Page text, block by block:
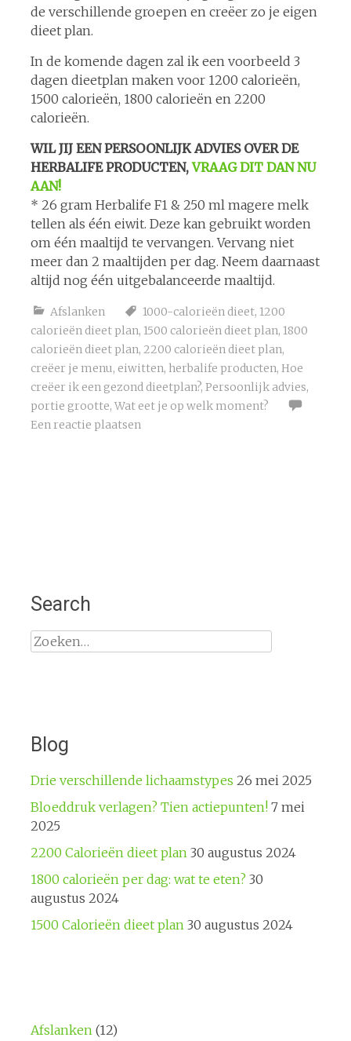
de verschillende groepen en creëer zo je eigen
dieet plan.
In de komende dagen zal ik een voorbeeld 3
dagen dieetplan maken voor 1200 calorieën,
1500 calorieën, 1800 calorieën en 2200
calorieën.
WIL JIJ EEN PERSOONLIJK ADVIES OVER DE
HERBALIFE PRODUCTEN,VRAAG DIT DAN NU
AAN!
* 26 gram Herbalife F1 & 250 ml magere melk
tellen als één eiwit. Deze kan gebruikt worden
om één maaltijd te vervangen. Vervang niet
meer dan 2 maaltijden per dag. Neem daarnaast
altijd nog één uitgebalanceerde maaltijd.
Afslanken 1000-calorieën dieet, 1200
calorieën dieet plan, 1500 calorieën dieet plan, 1800
calorieën dieet plan, 2200 calorieën dieet plan,
creëer je menu, eiwitten, herbalife producten, Hoe
creëer ik een gezond dieetplan?, Persoonlijk advies,
portie grootte, Wat eet je op welk moment?
Een reactie plaatsen
Search
Zoeken
naar:
Blog
Drie verschillende lichaamstypes 26 mei 2025
Bloeddruk verlagen? Tien actiepunten! 7 mei
2025
2200 Calorieën dieet plan 30 augustus 2024
1800 calorieën per dag: wat te eten? 30
augustus 2024
1500 Calorieën dieet plan 30 augustus 2024
Afslanken (12)